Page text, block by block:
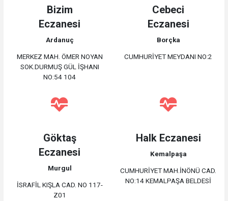
Bizim
Eczanesi
Ardanuç
MERKEZ MAH. ÖMER NOYAN
SOK.DURMUŞ GÜL İŞHANI
NO:54 104
Cebeci
Eczanesi
Borçka
CUMHURİYET MEYDANI NO:2
Göktaş
Eczanesi
Murgul
İSRAFİL KIŞLA CAD. NO 117-
Z01
Halk Eczanesi
Kemalpaşa
CUMHURİYET MAH.İNÖNÜ CAD.
NO:14 KEMALPAŞA BELDESİ